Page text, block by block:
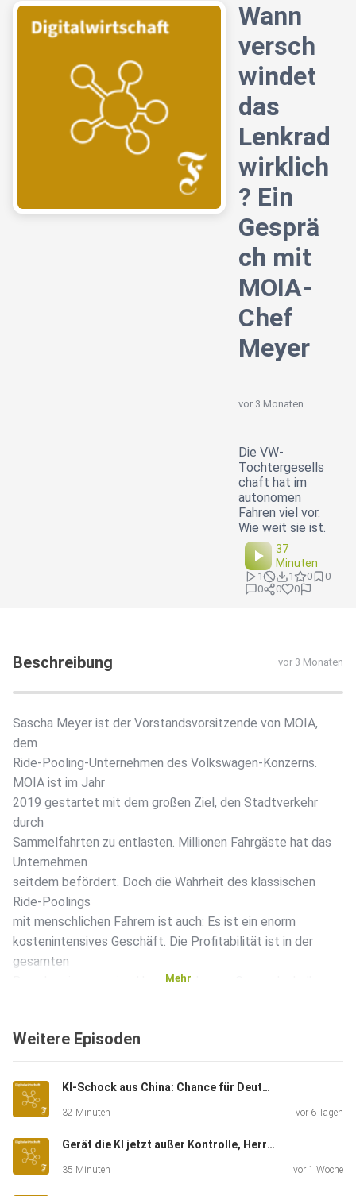
Wann
versch
windet
das
Lenkrad
wirklich
? Ein
Gesprä
ch mit
MOIA-
Chef
Meyer
vor 3 Monaten
Die VW-
Tochtergesells
chaft hat im
autonomen
Fahren viel vor.
Wie weit sie ist.
37
Minuten
1 1 0
0
0
0 0
Beschreibung vor 3 Monaten
Sascha Meyer ist der Vorstandsvorsitzende von MOIA,
dem
Ride-Pooling-Unternehmen des Volkswagen-Konzerns.
MOIA ist im Jahr
2019 gestartet mit dem großen Ziel, den Stadtverkehr
durch
Sammelfahrten zu entlasten. Millionen Fahrgäste hat das
Unternehmen
seitdem befördert. Doch die Wahrheit des klassischen
Ride-Poolings
mit menschlichen Fahrern ist auch: Es ist ein enorm
kostenintensives Geschäft. Die Profitabilität ist in der
gesamten
Branche eine massive Herausforderung. Genau deshalb
Geschichte.
Partner Mobileye
bringt MOIA den ID. Buzz AD auf die Straße – ein
autonomes
Fahrzeug, das einmal fahrerlos Passagiere befördern soll.
Und nicht
Mehr
Weitere Episoden
KI-Schock aus China: Chance für Deutschland?
32 Minuten vor 6 Tagen
Gerät die KI jetzt außer Kontrolle, Herr Krüger?
35 Minuten vor 1 Woche